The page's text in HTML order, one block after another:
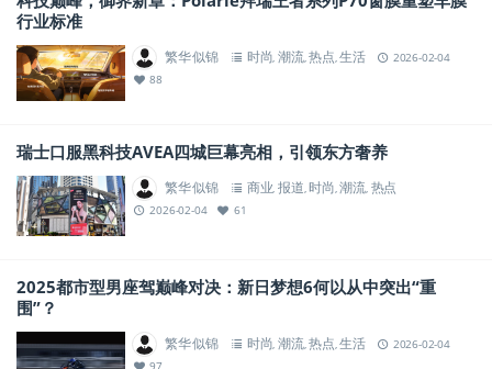
行业标准
繁华似锦 时尚 潮流,热点 ,生活
2026-02-04
88
瑞士口服黑科技AVEA四城巨幕亮相，引领东方奢养
繁华似锦 商业 报道 ,时尚 ,潮流, 热点
2026-02-04 61
2025都市型男座驾巅峰对决：新日梦想6何以从中突出“重
围”？
繁华似锦 时尚 潮流,热点 ,生活
2026-02-04
97